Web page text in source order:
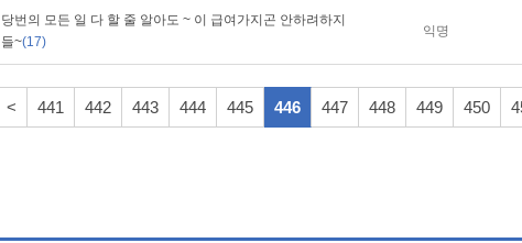
당번의 모든 일 다 할 줄 알아도 ~ 이 급여가지곤 안하려하지
들~(17)
익명
< 441 442 443 444 445 446 447 448 449 450